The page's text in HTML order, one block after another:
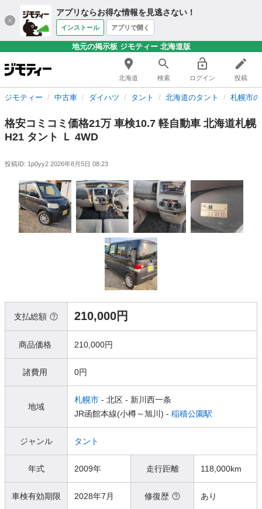
アプリならお得な情報を見逃さない！
インストール アプリで開く
地元の掲示板 ジモティー 北海道版
北海道 検索 ログイン 投稿
ジモティー 中古車 ダイハツ タント 北海道のタント 札幌市
格安コミコミ価格21万 車検10.7 軽自動車 北海道札幌
H21 タント Ｌ 4WD
投稿ID: 1p0yy2 2026年8月5日 08:23
支払総額 210,000円
商品価格 210,000円
諸費用 0円
地域
札幌市 - 北区 - 新川西一条
JR函館本線(小樽～旭川) - 稲積公園駅
ジャンル タント
年式 2009年 走行距離 118,000km
車検有効期限 2028年7月 修復歴 あり